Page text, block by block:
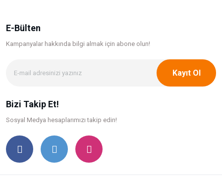
E-Bülten
Kampanyalar hakkında bilgi almak için abone olun!
Kayıt Ol
Bizi Takip Et!
Sosyal Medya hesaplarımızı takip edin!